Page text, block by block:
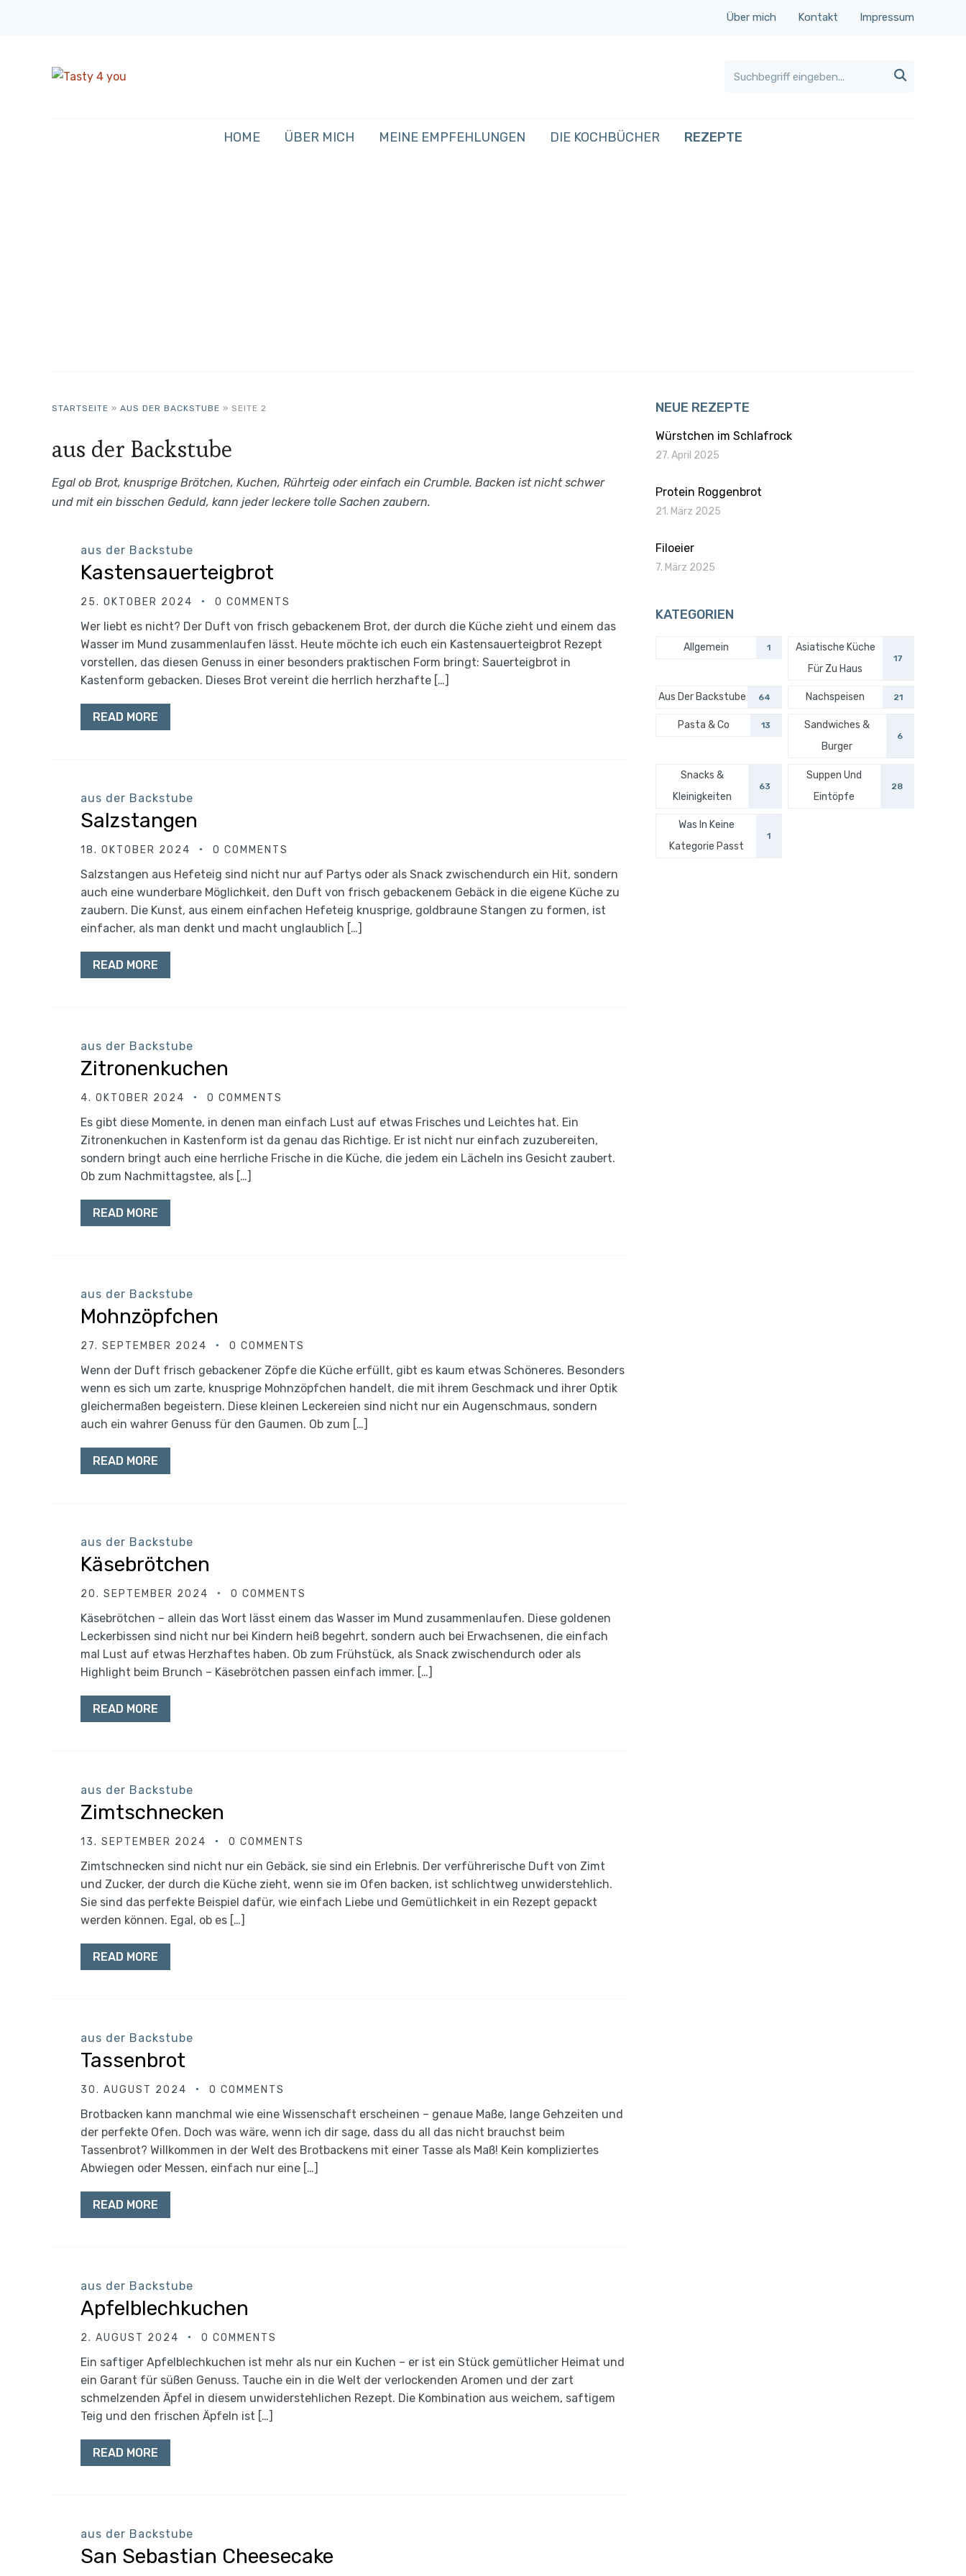
Über mich Kontakt Impressum

HOME ÜBER MICH MEINE EMPFEHLUNGEN DIE KOCHBÜCHER REZEPTE
STARTSEITE » AUS DER BACKSTUBE » SEITE 2
aus der Backstube
Egal ob Brot, knusprige Brötchen, Kuchen, Rührteig oder einfach ein Crumble. Backen ist nicht schwer
und mit ein bisschen Geduld, kann jeder leckere tolle Sachen zaubern.
aus der Backstube
Kastensauerteigbrot
25. OKTOBER 2024 0 COMMENTS
Wer liebt es nicht? Der Duft von frisch gebackenem Brot, der durch die Küche zieht und einem das
Wasser im Mund zusammenlaufen lässt. Heute möchte ich euch ein Kastensauerteigbrot Rezept
vorstellen, das diesen Genuss in einer besonders praktischen Form bringt: Sauerteigbrot in
Kastenform gebacken. Dieses Brot vereint die herrlich herzhafte […]
READ MORE
aus der Backstube
Salzstangen
18. OKTOBER 2024 0 COMMENTS
Salzstangen aus Hefeteig sind nicht nur auf Partys oder als Snack zwischendurch ein Hit, sondern
auch eine wunderbare Möglichkeit, den Duft von frisch gebackenem Gebäck in die eigene Küche zu
zaubern. Die Kunst, aus einem einfachen Hefeteig knusprige, goldbraune Stangen zu formen, ist
einfacher, als man denkt und macht unglaublich […]
READ MORE
aus der Backstube
Zitronenkuchen
4. OKTOBER 2024 0 COMMENTS
Es gibt diese Momente, in denen man einfach Lust auf etwas Frisches und Leichtes hat. Ein
Zitronenkuchen in Kastenform ist da genau das Richtige. Er ist nicht nur einfach zuzubereiten,
sondern bringt auch eine herrliche Frische in die Küche, die jedem ein Lächeln ins Gesicht zaubert.
Ob zum Nachmittagstee, als […]
READ MORE
aus der Backstube
Mohnzöpfchen
27. SEPTEMBER 2024 0 COMMENTS
Wenn der Duft frisch gebackener Zöpfe die Küche erfüllt, gibt es kaum etwas Schöneres. Besonders
wenn es sich um zarte, knusprige Mohnzöpfchen handelt, die mit ihrem Geschmack und ihrer Optik
gleichermaßen begeistern. Diese kleinen Leckereien sind nicht nur ein Augenschmaus, sondern
auch ein wahrer Genuss für den Gaumen. Ob zum […]
READ MORE
aus der Backstube
Käsebrötchen
20. SEPTEMBER 2024 0 COMMENTS
Käsebrötchen – allein das Wort lässt einem das Wasser im Mund zusammenlaufen. Diese goldenen
Leckerbissen sind nicht nur bei Kindern heiß begehrt, sondern auch bei Erwachsenen, die einfach
mal Lust auf etwas Herzhaftes haben. Ob zum Frühstück, als Snack zwischendurch oder als
Highlight beim Brunch – Käsebrötchen passen einfach immer. […]
READ MORE
aus der Backstube
Zimtschnecken
13. SEPTEMBER 2024 0 COMMENTS
Zimtschnecken sind nicht nur ein Gebäck, sie sind ein Erlebnis. Der verführerische Duft von Zimt
und Zucker, der durch die Küche zieht, wenn sie im Ofen backen, ist schlichtweg unwiderstehlich.
Sie sind das perfekte Beispiel dafür, wie einfach Liebe und Gemütlichkeit in ein Rezept gepackt
werden können. Egal, ob es […]
READ MORE
aus der Backstube
Tassenbrot
30. AUGUST 2024 0 COMMENTS
Brotbacken kann manchmal wie eine Wissenschaft erscheinen – genaue Maße, lange Gehzeiten und
der perfekte Ofen. Doch was wäre, wenn ich dir sage, dass du all das nicht brauchst beim
Tassenbrot? Willkommen in der Welt des Brotbackens mit einer Tasse als Maß! Kein kompliziertes
Abwiegen oder Messen, einfach nur eine […]
READ MORE
aus der Backstube
Apfelblechkuchen
2. AUGUST 2024 0 COMMENTS
Ein saftiger Apfelblechkuchen ist mehr als nur ein Kuchen – er ist ein Stück gemütlicher Heimat und
ein Garant für süßen Genuss. Tauche ein in die Welt der verlockenden Aromen und der zart
schmelzenden Äpfel in diesem unwiderstehlichen Rezept. Die Kombination aus weichem, saftigem
Teig und den frischen Äpfeln ist […]
READ MORE
aus der Backstube
San Sebastian Cheesecake
NEUE REZEPTE
Würstchen im Schlafrock
27. April 2025
Protein Roggenbrot
21. März 2025
Filoeier
7. März 2025
KATEGORIEN
Allgemein 1
Asiatische Küche
Für Zu Haus
17
Aus Der Backstube 64 Nachspeisen 21
Pasta & Co 13
Sandwiches &
Burger
6
Snacks &
Kleinigkeiten
63
Suppen Und
Eintöpfe
28
Was In Keine
Kategorie Passt
1